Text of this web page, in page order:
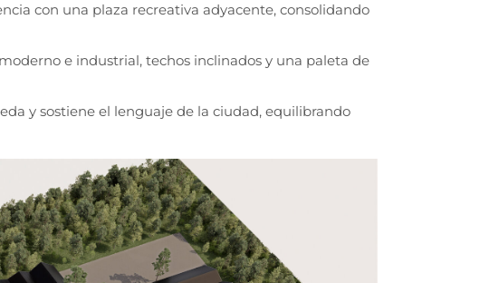
con una plaza recreativa adyacente, consolidando
e industrial, techos inclinados y una paleta de
y sostiene el lenguaje de la ciudad, equilibrando